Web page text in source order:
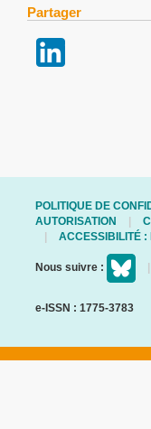
Partager
POLITIQUE DE
AUTORISATION
ACCESSIBILITÉ :
Nous suivre :
e-ISSN : 1775-3783